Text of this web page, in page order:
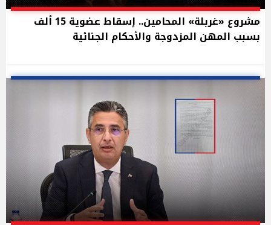
مشروع «غربلة» المحامين.. إسقاط عضوية 15 ألف
بسبب المهن المزدوجة والأحكام الجنائية